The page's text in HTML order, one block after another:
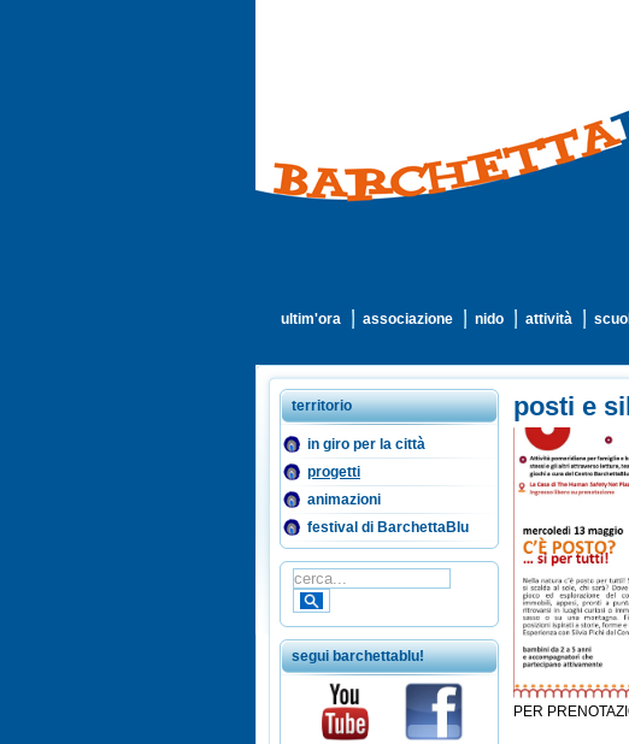
ultim'ora associazione nido attività
territorio
in giro per la città
progetti
animazioni
festival di BarchettaBlu
segui barchettablu!
posti e
PER